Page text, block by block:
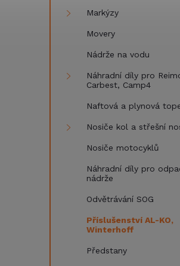
Markýzy
Movery
Nádrže na vodu
Náhradní díly pro
Carbest, Camp4
Naftová a plynová
Nosiče kol a střešní
Nosiče motocyklů
Náhradní díly pro
nádrže
Odvětrávání SOG
Příslušenství AL-KO,
Winterhoff
Předstany